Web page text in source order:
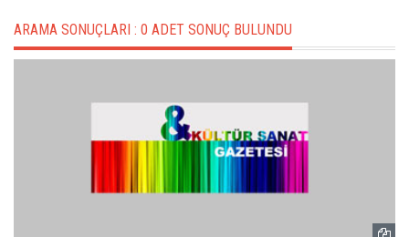
ARAMA SONUÇLARI : 0 ADET SONUÇ BULUNDU